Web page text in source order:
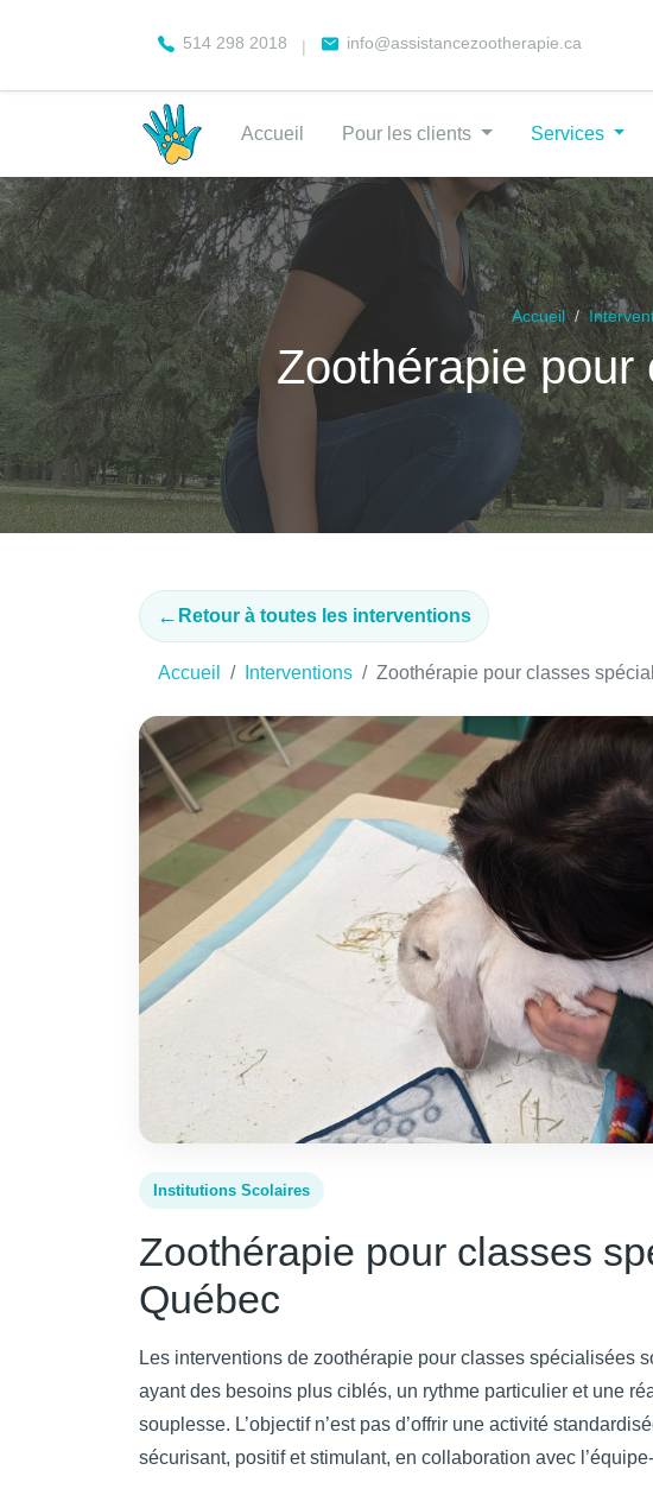
514 298 2018 | info@assistancezootherapie.ca
Accueil Pour les clients Services
Accueil
Zoothérapie
← Retour à toutes les interventions
Accueil Interventions Zoothérapie pour classes
Institutions Scolaires
Zoothérapie pour classes
Québec
Les interventions de zoothérapie pour classes spécialisées
ayant des besoins plus ciblés, un rythme particulier et une
souplesse. L’objectif n’est pas d’offrir une activité
sécurisant, positif et stimulant, en collaboration avec